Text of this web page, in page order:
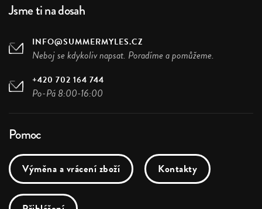
Jsme ti na dosah
INFO@SUMMERMYLES.CZ
Neboj se kdykoliv napsat. Poradíme a pomůžeme.
+420 702 164 744
Po-Pá 8:00-16:00
Pomoc
Výměna a vrácení zboží Kontakty